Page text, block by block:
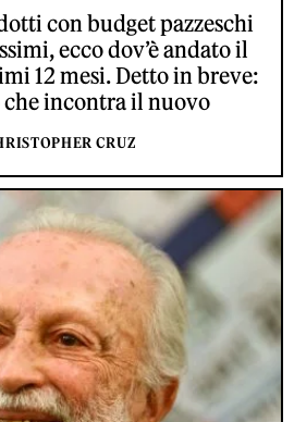
con budget pazzeschi
ecco dov’è andato il
12 mesi. Detto in breve:
incontra il nuovo
CRUZ